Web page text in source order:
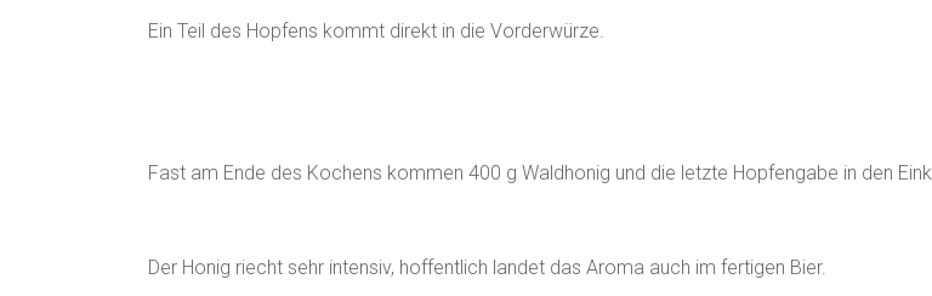
Ein Teil des Hopfens kommt direkt in die Vorderwürze.
Fast am Ende des Kochens kommen 400 g Waldhonig und die letzte Hopfengabe in den
Der Honig riecht sehr intensiv, hoffentlich landet das Aroma auch im fertigen Bier.